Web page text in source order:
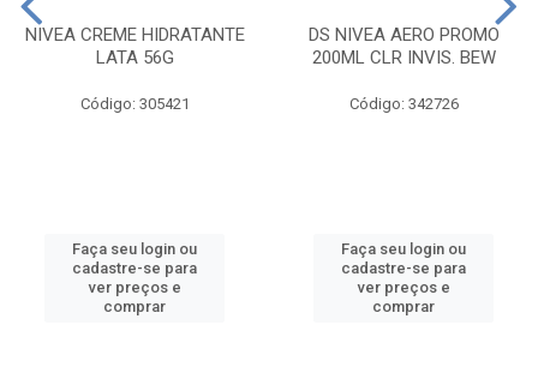
NIVEA CREME HIDRATANTE
LATA 56G
Código: 305421
Faça seu login ou
cadastre-se para
ver preços e
comprar
DS NIVEA AERO PROMO
200ML CLR INVIS. BEW
Código: 342726
Faça seu login ou
cadastre-se para
ver preços e
comprar